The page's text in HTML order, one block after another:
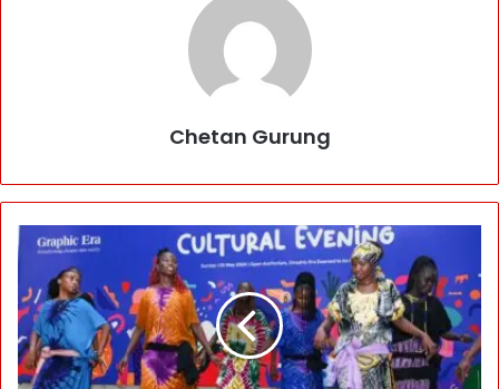
Chetan Gurung
वि
दे
शी
S
t
u
d